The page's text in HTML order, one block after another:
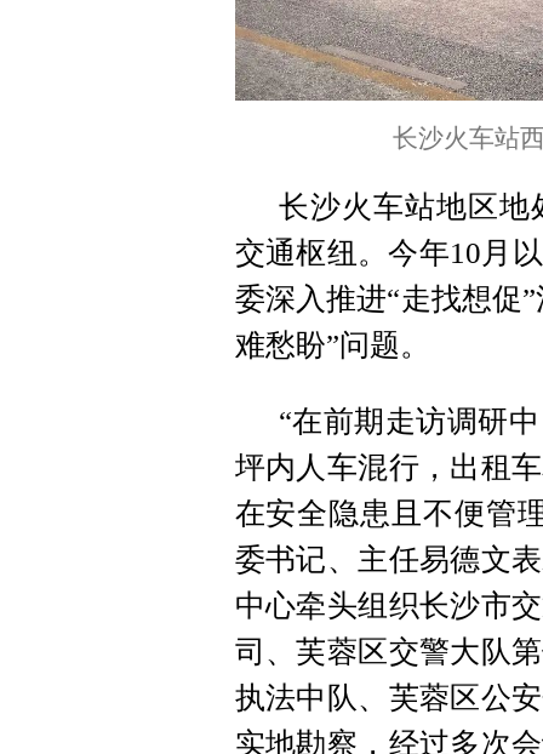
长沙火车站
长沙火车站地区地
交通枢纽。今年10月
委深入推进“走找想促
难愁盼”问题。
“在前期走访调研
坪内人车混行，出租
在安全隐患且不便管
委书记、主任易德文
中心牵头组织长沙市
司、芙蓉区交警大队
执法中队、芙蓉区公
实地勘察，经过多次